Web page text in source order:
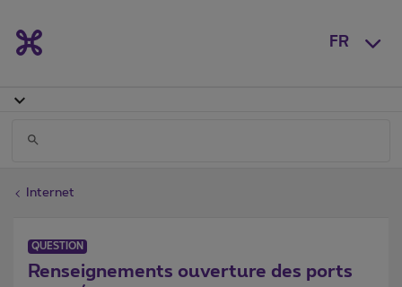
FR
Internet
QUESTION
Renseignements ouverture des ports